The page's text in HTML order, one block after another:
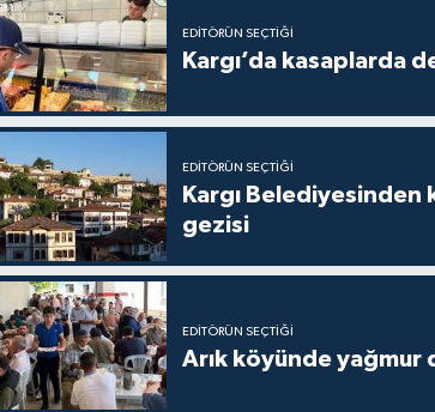
EDITÖRÜN SEÇTIĞI
Kargı’da kasaplarda
EDITÖRÜN SEÇTIĞI
Kargı Belediyesinden
gezisi
EDITÖRÜN SEÇTIĞI
Arık köyünde yağmur